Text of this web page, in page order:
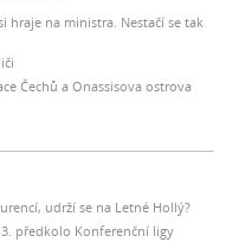
hraje na ministra. Nestačí se tak
Čechů a Onassisova ostrova
udrží se na Letné Hollý?
3. předkolo Konferenční ligy